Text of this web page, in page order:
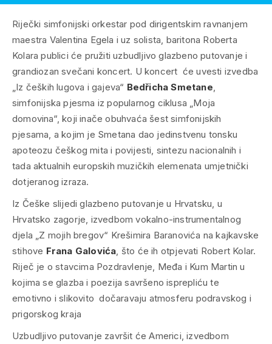
Riječki simfonijski orkestar pod dirigentskim ravnanjem
maestra Valentina Egela i uz solista, baritona Roberta
Kolara publici će pružiti uzbudljivo glazbeno putovanje i
grandiozan svečani koncert. U koncert će uvesti izvedba
„Iz čeških lugova i gajeva“ Bedřicha Smetane,
simfonijska pjesma iz popularnog ciklusa „Moja
domovina“, koji inače obuhvaća šest simfonijskih
pjesama, a kojim je Smetana dao jedinstvenu tonsku
apoteozu češkog mita i povijesti, sintezu nacionalnih i
tada aktualnih europskih muzičkih elemenata umjetnički
dotjeranog izraza.
Iz Češke slijedi glazbeno putovanje u Hrvatsku, u
Hrvatsko zagorje, izvedbom vokalno-instrumentalnog
djela „Z mojih bregov“ Krešimira Baranovića na kajkavske
stihove Frana Galovića, što će ih otpjevati Robert Kolar.
Riječ je o stavcima Pozdravlenje, Međa i Kum Martin u
kojima se glazba i poezija savršeno isprepliću te
emotivno i slikovito dočaravaju atmosferu podravskog i
prigorskog kraja
Uzbudljivo putovanje završit će Americi, izvedbom